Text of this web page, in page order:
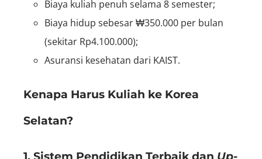
Biaya kuliah penuh selama 8 semester;
Biaya hidup sebesar ₩350.000 per bulan
(sekitar Rp4.100.000);
Asuransi kesehatan dari KAIST.
Kenapa Harus Kuliah ke Korea
Selatan?
1. Sistem Pendidikan Terbaik dan Up-